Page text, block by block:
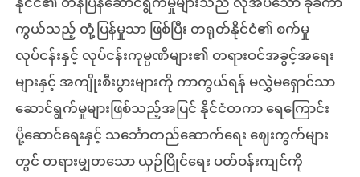
ကွယ်သည့် တုံ့ပြန်မှုသာ ဖြစ်ပြီး တရုတ်နိုင်ငံ၏ စက်မှု
လုပ်ငန်းနှင့် လုပ်ငန်းကုမ္ပဏီများ၏ တရားဝင်အခွင့်အရေး
များနှင့် အကျိုးစီးပွားများကို ကာကွယ်ရန် မလွှဲမရှောင်သာ
ဆောင်ရွက်မှုများဖြစ်သည့်အပြင် နိုင်ငံတကာ ရေကြောင်း
ပို့ဆောင်ရေးနှင့် သင်္ဘောတည်ဆောက်ရေး ဈေးကွက်များ
တွင် တရားမျှတသော ယှဉ်ပြိုင်ရေး ပတ်ဝန်းကျင်ကို